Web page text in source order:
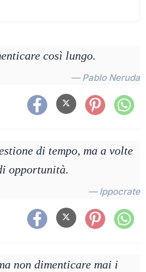
così lungo.
— Pablo Neruda
di tempo, ma a volte
opportunità.
— Ippocrate
non dimenticare mai i